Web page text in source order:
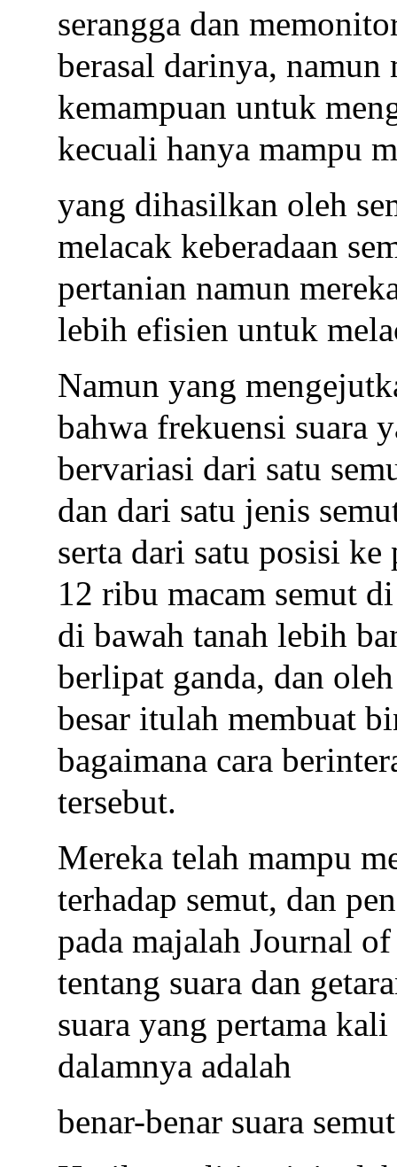
serangga dan
berasal darinya, namun
kemampuan untuk
kecuali hanya mampu
yang dihasilkan oleh
melacak keberadaan
pertanian namun
lebih efisien untuk
Namun yang
bahwa frekuensi suara
bervariasi dari satu
dan dari satu jenis
serta dari satu posisi
12 ribu macam semut
di bawah tanah lebih
berlipat ganda, dan
besar itulah membuat
bagaimana cara
tersebut.
Mereka telah mampu
terhadap semut, dan
pada majalah Journal
tentang suara dan
suara yang pertama
dalamnya adalah
benar-benar suara